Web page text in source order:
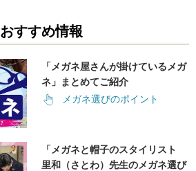
おすすめ情報
「メガネ屋さんが掛けているメガ
ネ」まとめてご紹介
メガネ選びのポイント
「メガネと帽子のスタイリスト
里和（さとわ）先生のメガネ選び